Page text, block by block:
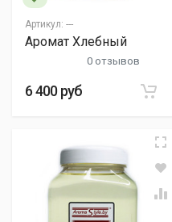
Артикул: ---
Аромат Хлебный
0 отзывов
6 400 руб